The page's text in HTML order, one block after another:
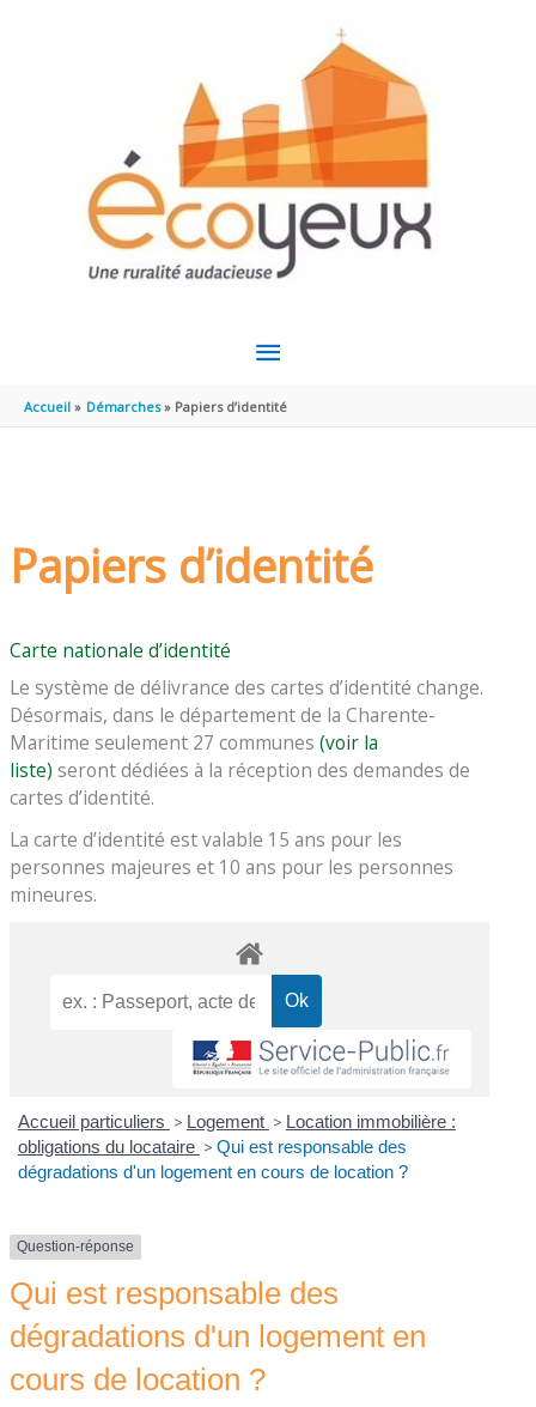
MENU
PRINCIPAL
Accueil Démarches Papiers d’identité
Papiers d’identité
Carte nationale d’identité
Le système de délivrance des cartes d’identité change.
Désormais, dans le département de la Charente-
Maritime seulement 27 communes(voir la
liste) seront dédiées à la réception des demandes de
cartes d’identité.
La carte d’identité est valable 15 ans pour les
personnes majeures et 10 ans pour les personnes
mineures.
Accueil particuliers > Logement > Location immobilière :
obligations du locataire > Qui est responsable des
dégradations d'un logement en cours de location ?
Question-réponse
Qui est responsable des
dégradations d'un logement en
cours de location ?